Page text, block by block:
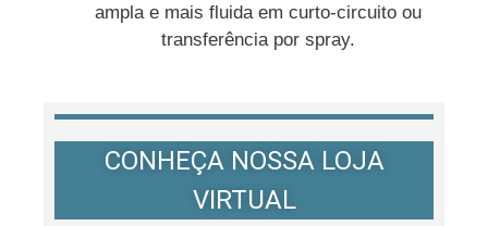
ampla e mais fluida em curto-circuito ou
transferência por spray.
CONHEÇA NOSSA LOJA
VIRTUAL